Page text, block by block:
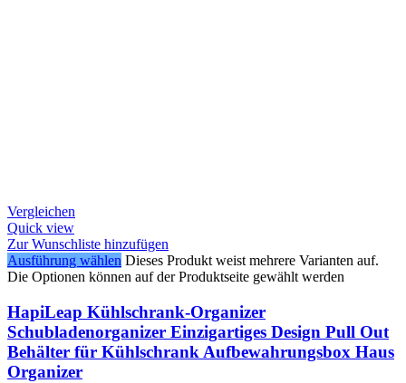
Vergleichen
Quick view
Zur Wunschliste hinzufügen
Ausführung wählen Dieses Produkt weist mehrere Varianten auf.
Die Optionen können auf der Produktseite gewählt werden
HapiLeap Kühlschrank-Organizer
Schubladenorganizer Einzigartiges Design Pull Out
Behälter für Kühlschrank Aufbewahrungsbox Haus
Organizer